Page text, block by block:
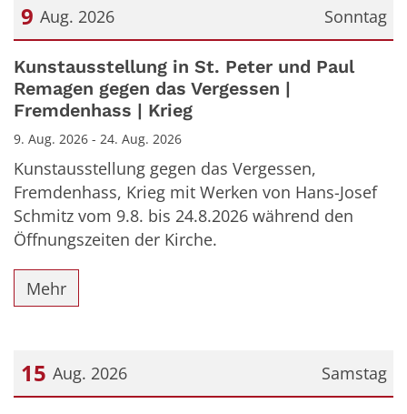
Sonntag
9 Aug. 2026
Datum: 9. August 2026
Kunstausstellung in St. Peter und Paul
Remagen gegen das Vergessen |
Fremdenhass | Krieg
9. Aug. 2026 - 24. Aug. 2026
Kunstausstellung gegen das Vergessen,
Fremdenhass, Krieg mit Werken von Hans-Josef
Schmitz vom 9.8. bis 24.8.2026 während den
Öffnungszeiten der Kirche.
Mehr
Samstag
15 Aug. 2026